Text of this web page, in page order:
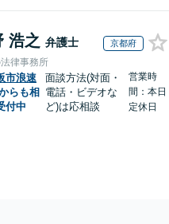
浩之 弁護士 京都府
律事務所
市浪速
らも相
付中
面談方法(対面・
電話・ビデオな
ど)は応相談
営業時
間：本日
定休日